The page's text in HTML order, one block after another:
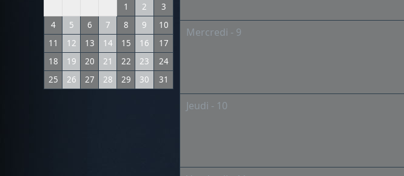
1 2
3
4
5 6 7 8 9
10
11
12 13 14 15 16
17
18
19 20 21 22 23
24
25
26 27 28 29 30 31
Mercredi - 9
Jeudi - 10